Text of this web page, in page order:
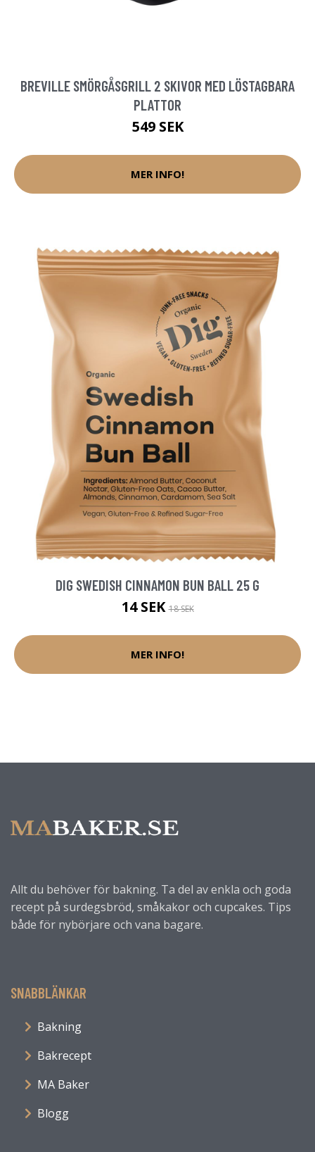
BREVILLE SMÖRGÅSGRILL 2 SKIVOR MED LÖSTAGBARA
PLATTOR
549 SEK
MER INFO!
DIG SWEDISH CINNAMON BUN BALL 25 G
14 SEK18 SEK
MER INFO!
Allt du behöver för bakning. Ta del av enkla och goda
recept på surdegsbröd, småkakor och cupcakes. Tips
både för nybörjare och vana bagare.
SNABBLÄNKAR
Bakning
Bakrecept
MA Baker
Blogg